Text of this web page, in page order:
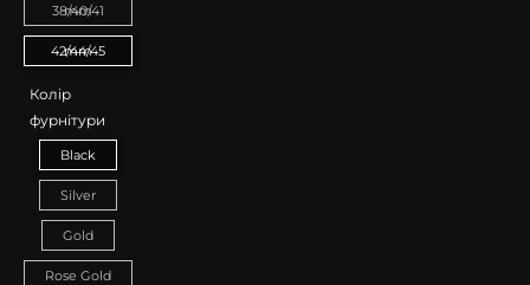
38/40/41 mm
42/44/45 mm
Колір
фурнітури
Black
Silver
Gold
Rose Gold